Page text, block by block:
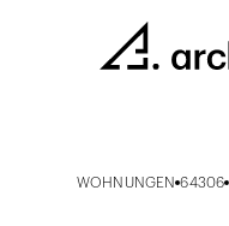
WOHNUNGEN 64306